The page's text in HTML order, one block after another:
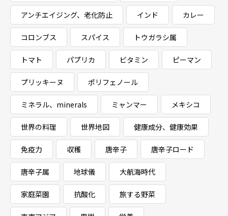
アンチエイジング、老化防止 インド カレー
コロンブス スパイス トウガラシ属
トマト パプリカ ビタミン ピーマン
プリッキーヌ ポリフェノール
ミネラル、minerals ミャンマー メキシコ
世界の料理 世界地図 健康成分、健康効果
免疫力 収穫 唐辛子 唐辛子ロード
唐辛子属 地球儀 大航海時代
家庭菜園 抗酸化 旅する野菜